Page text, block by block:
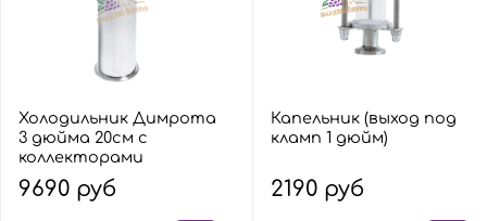
Холодильник Димрота
3 дюйма 20см с
коллекторами
9690 руб
Капельник (выход под
кламп 1 дюйм)
2190 руб